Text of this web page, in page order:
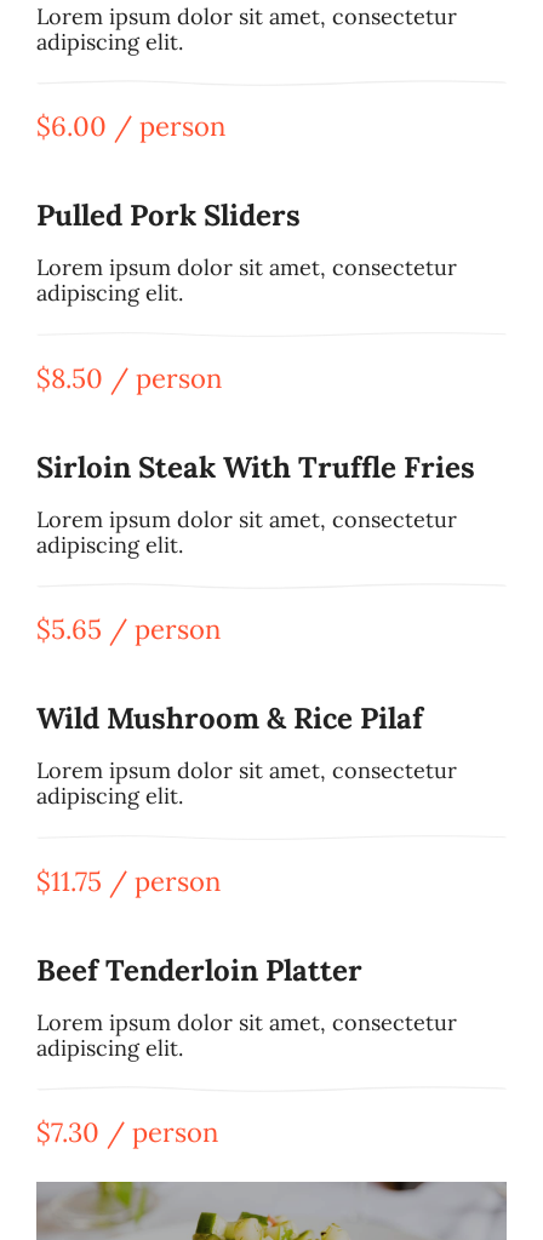
Lorem ipsum dolor sit amet, consectetur
adipiscing elit.
$6.00 / person
Pulled Pork Sliders
Lorem ipsum dolor sit amet, consectetur
adipiscing elit.
$8.50 / person
Sirloin Steak With Truffle Fries
Lorem ipsum dolor sit amet, consectetur
adipiscing elit.
$5.65 / person
Wild Mushroom & Rice Pilaf
Lorem ipsum dolor sit amet, consectetur
adipiscing elit.
$11.75 / person
Beef Tenderloin Platter
Lorem ipsum dolor sit amet, consectetur
adipiscing elit.
$7.30 / person